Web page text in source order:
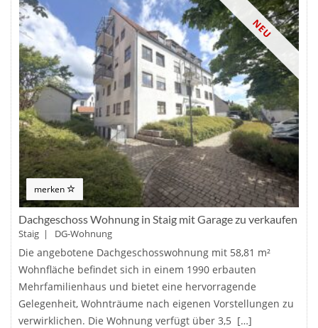
NEU
merken
Dachgeschoss Wohnung in Staig mit Garage zu verkaufen
Staig | DG-Wohnung
Die angebotene Dachgeschosswohnung mit 58,81 m²
Wohnfläche befindet sich in einem 1990 erbauten
Mehrfamilienhaus und bietet eine hervorragende
Gelegenheit, Wohnträume nach eigenen Vorstellungen zu
verwirklichen. Die Wohnung verfügt über 3,5 […]